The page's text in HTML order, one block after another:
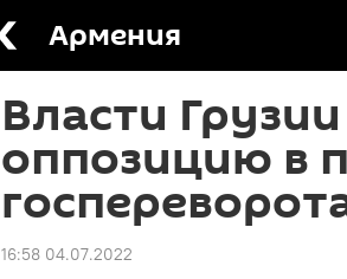
Армения
Власти
оппозицию в
16:58 04.07.2022